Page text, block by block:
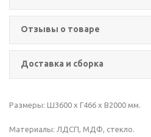
Отзывы о товаре
Доставка и сборка
Размеры: Ш3600 х Г466 х В2000 мм.
Материалы: ЛДСП, МДФ, стекло.